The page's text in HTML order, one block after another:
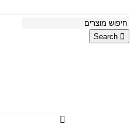
Search